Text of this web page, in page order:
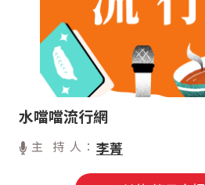
水噹噹流行網
主 持 人： 李菁